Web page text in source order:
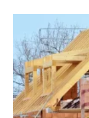
Qualifizierte
Sachkundige